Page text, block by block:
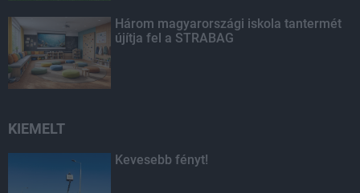
Három magyarországi iskola tantermét
újítja fel a STRABAG
KIEMELT
Kevesebb fényt!